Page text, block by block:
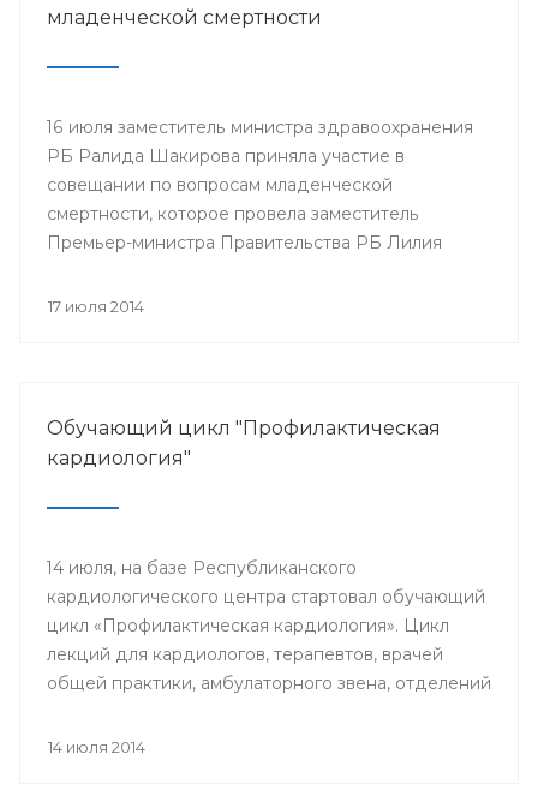
младенческой смертности
16 июля заместитель министра здравоохранения
РБ Ралида Шакирова приняла участие в
совещании по вопросам младенческой
смертности, которое провела заместитель
Премьер-министра Правительства РБ Лилия
17 июля 2014
Обучающий цикл "Профилактическая
кардиология"
14 июля, на базе Республиканского
кардиологического центра стартовал обучающий
цикл «Профилактическая кардиология». Цикл
лекций для кардиологов, терапевтов, врачей
общей практики, амбулаторного звена, отделений
университетской клиники Лондона.
14 июля 2014